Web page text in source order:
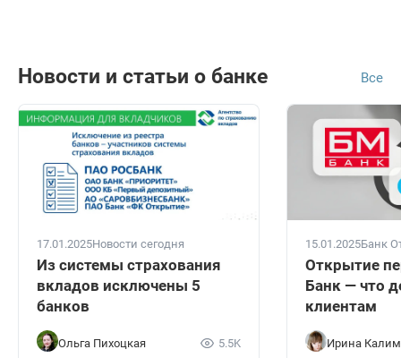
Новости и статьи о банке Все
17.01.2025Новости сегодня
Из системы страхования
вкладов исключены 5
банков
Ольга Пихоцкая 5.5K
15.01.2025Банк
Открытие
Банк — что
клиентам
Ирина